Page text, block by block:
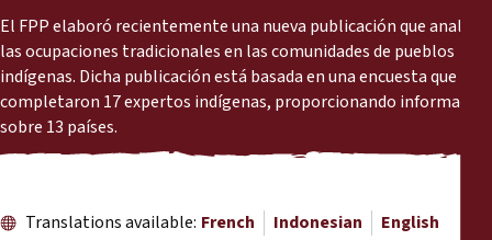
Who we are
Support Us
Latest News
Publications & Resources
Back
Publications & Resources
El FPP elaboró recientemente una nueva publicación que analiza
las ocupaciones tradicionales en las comunidades de pueblos
indígenas. Dicha publicación está basada en una encuesta que
completaron 17 expertos indígenas, proporcionando información
sobre 13 países.
Translations available: French Indonesian English